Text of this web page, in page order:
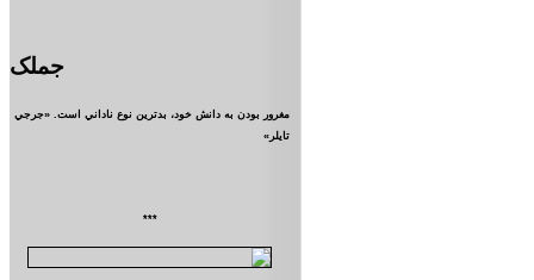
جملک
مغرور بودن به دانش خود، بدترين نوع ناداني است. «جرجي
تايلر»
***